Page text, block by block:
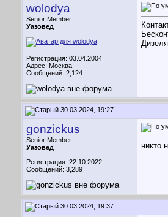
wolodya
Senior Member
Уазовед
Регистрация: 03.04.2004
Адрес: Москва
Сообщений: 2,124
30.03.2024, 19:27
gonzickus
Senior Member
Уазовед
Регистрация: 22.10.2022
Сообщений: 3,289
никто
30.03.2024, 19:37